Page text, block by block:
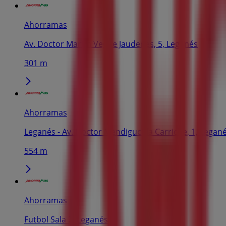
Ahorramas
Av. Doctor Martín Vegue Jaudenes, 5, Leganés
301 m
Ahorramas
Leganés - Av. Doctor Mendiguchía Carriche, 1,
554 m
Ahorramas
Futbol Sala 2, Leganés